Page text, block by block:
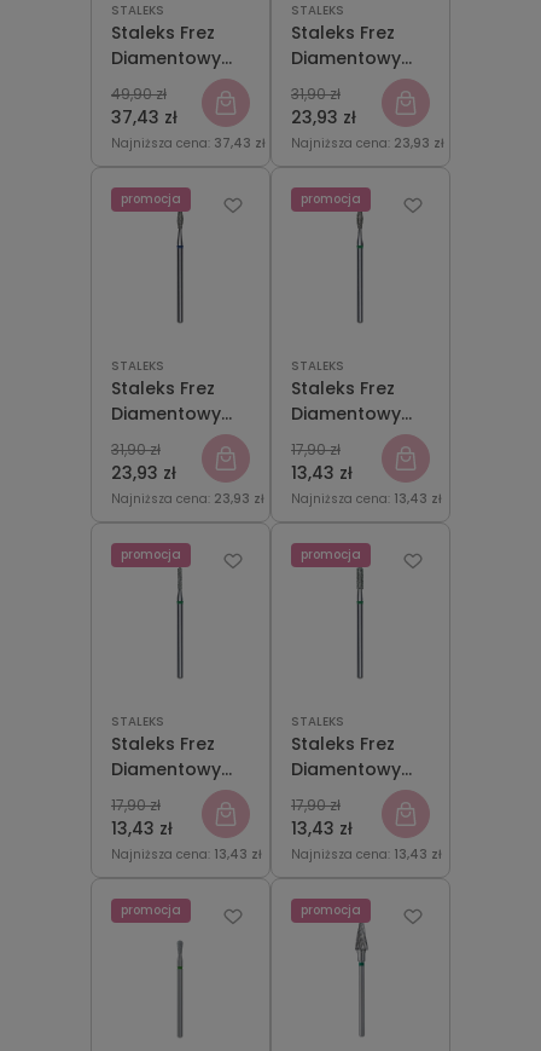
STALEKS
Staleks Frez
Diamentowy
DUO Grusza
Ostra
Niebiesko-
Zielona
5mm/12mm
37,43 zł
49,90 zł
Najniższa cena: 37,43 zł
STALEKS
Staleks Frez
Diamentowy
DUO Stożek
Niebiesko-
Zielony
2,5mm/8mm
23,93 zł
31,90 zł
Najniższa cena: 23,93 zł
STALEKS
Staleks Frez
Diamentowy
Płomyk DUO
Niebiesko-
Zielony
2,1mm/8mm
23,93 zł
31,90 zł
Najniższa cena: 23,93 zł
promocja
STALEKS
Staleks Frez
Diamentowy
Płomyk Zielony
2,1mm/8mm
13,43 zł
17,90 zł
Najniższa cena: 13,43 zł
promocja
STALEKS
Staleks Frez
Diamentowy
Zaokrąglony
Walec Zielony
1,4mm/8mm
13,43 zł
17,90 zł
Najniższa cena: 13,43 zł
promocja
STALEKS
Staleks Frez
Diamentowy
Zaokrąglony
Walec Zielony
2,3mm/8mm
13,43 zł
17,90 zł
Najniższa cena: 13,43 zł
promocja
promocja promocja